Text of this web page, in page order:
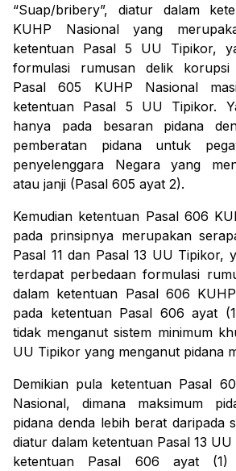
“Suap/bribery”, diatur dalam
KUHP Nasional yang
ketentuan Pasal 5 UU Tipikor,
formulasi rumusan delik korupsi
Pasal 605 KUHP Nasional
ketentuan Pasal 5 UU Tipikor.
hanya pada besaran pidana
pemberatan pidana untuk
penyelenggara Negara yang
atau janji (Pasal 605 ayat 2).
Kemudian ketentuan Pasal 606
pada prinsipnya merupakan
Pasal 11 dan Pasal 13 UU Tipikor,
terdapat perbedaan formulasi
dalam ketentuan Pasal 606
pada ketentuan Pasal 606 ayat
tidak menganut sistem minimum
UU Tipikor yang menganut pidana
Demikian pula ketentuan Pasal
Nasional, dimana maksimum
pidana denda lebih berat daripada
diatur dalam ketentuan Pasal 13
ketentuan Pasal 606 ayat (1)